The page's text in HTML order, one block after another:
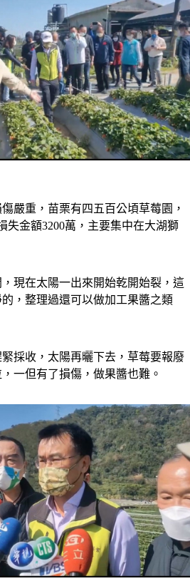
嚴重，苗栗有四五百公頃草莓園，
失金額3200萬，主要集中在大湖獅
現在太陽一出來開始乾開始裂，這
，整理過還可以做加工果醬之類
採收，太陽再曬下去，草莓要報廢